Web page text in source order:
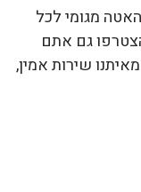
מגומי לכל
גם אתם
שירות אמין,